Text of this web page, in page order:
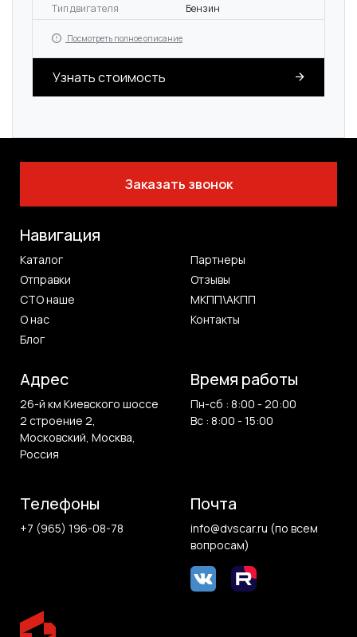
Тип двигателя
Бензин
Посмотреть полное описание
Узнать стоимость
Заказать звонок
Навигация
Каталог
Партнеры
Отправки
Отзывы
СТО наше
МКПП\АКПП
О нас
Контакты
Блог
Адрес
26-й км Киевского шоссе
2 строение 2,
Московский, Москва,
Россия
Время работы
Пн-сб : 8:00 - 20:00
Вс : 8:00 - 15:00
Телефоны
+7 (965) 196-08-78
Почта
info@dvscar.ru (по всем
вопросам)